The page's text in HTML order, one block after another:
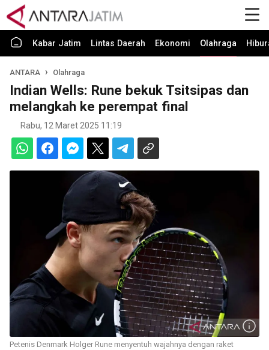
Kabar Jatim Lintas Daerah Ekonomi Olahraga
ANTARA Olahraga
Indian Wells: Rune bekuk Tsitsipas dan
melangkah ke perempat final
Rabu, 12 Maret 2025 11:19
Petenis Denmark Holger Rune menyentuh wajahnya dengan raket